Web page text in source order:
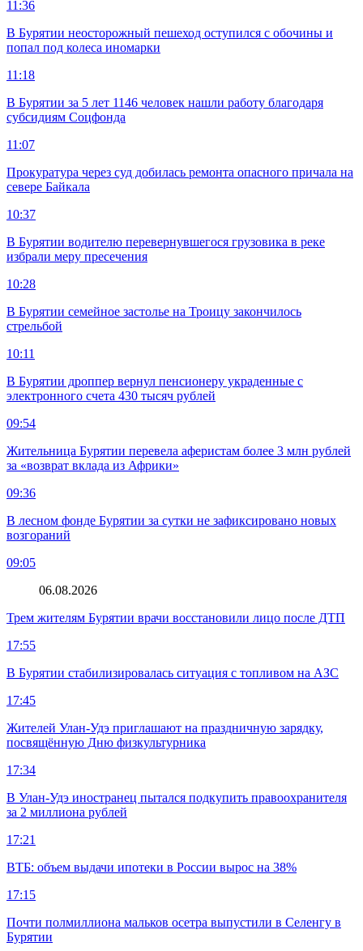
11:36
В Бурятии неосторожный пешеход оступился с обочины и
попал под колеса иномарки
11:18
В Бурятии за 5 лет 1146 человек нашли работу благодаря
субсидиям Соцфонда
11:07
Прокуратура через суд добилась ремонта опасного причала на
севере Байкала
10:37
В Бурятии водителю перевернувшегося грузовика в реке
избрали меру пресечения
10:28
В Бурятии семейное застолье на Троицу закончилось
стрельбой
10:11
В Бурятии дроппер вернул пенсионеру украденные с
электронного счета 430 тысяч рублей
09:54
Жительница Бурятии перевела аферистам более 3 млн рублей
за «возврат вклада из Африки»
09:36
В лесном фонде Бурятии за сутки не зафиксировано новых
возгораний
09:05
06.08.2026
Трем жителям Бурятии врачи восстановили лицо после ДТП
17:55
В Бурятии стабилизировалась ситуация с топливом на АЗС
17:45
Жителей Улан-Удэ приглашают на праздничную зарядку,
посвящённую Дню физкультурника
17:34
В Улан-Удэ иностранец пытался подкупить правоохранителя
за 2 миллиона рублей
17:21
ВТБ: объем выдачи ипотеки в России вырос на 38%
17:15
Почти полмиллиона мальков осетра выпустили в Селенгу в
Бурятии